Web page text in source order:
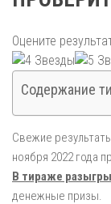
Оцените
Содержание
Свежие
ноября 2022 года
В тираже
денежные призы.